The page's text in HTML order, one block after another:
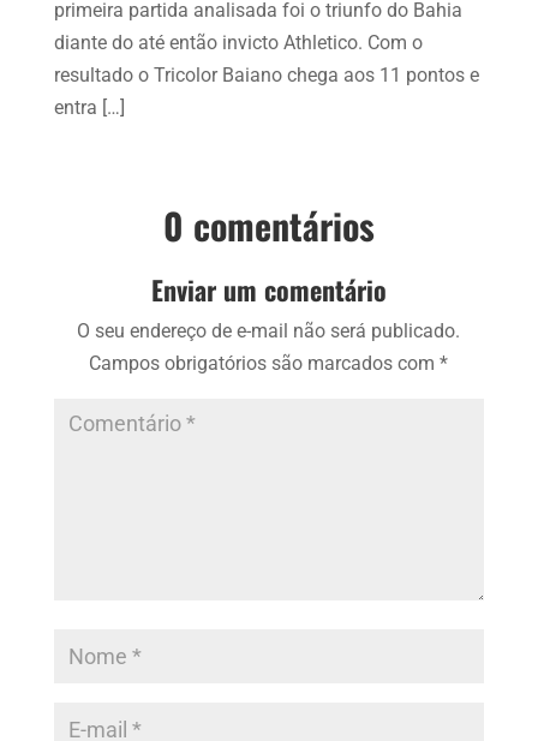
primeira partida analisada foi o triunfo do Bahia
diante do até então invicto Athletico. Com o
resultado o Tricolor Baiano chega aos 11 pontos e
entra […]
0 comentários
Enviar um comentário
O seu endereço de e-mail não será publicado.
Campos obrigatórios são marcados com*